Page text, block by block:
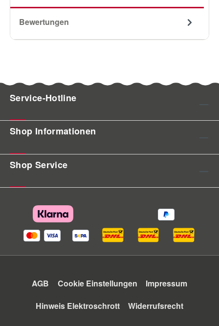
Bewertungen
Service-Hotline
Shop Informationen
Shop Service
AGB Cookie Einstellungen Impressum
Hinweis Elektroschrott Widerrufsrecht